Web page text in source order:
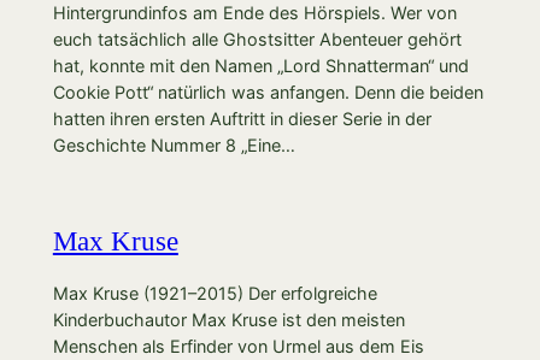
Hintergrundinfos am Ende des Hörspiels. Wer von
euch tatsächlich alle Ghostsitter Abenteuer gehört
hat, konnte mit den Namen „Lord Shnatterman“ und
Cookie Pott“ natürlich was anfangen. Denn die beiden
hatten ihren ersten Auftritt in dieser Serie in der
Geschichte Nummer 8 „Eine…
Max Kruse
Max Kruse (1921–2015) Der erfolgreiche
Kinderbuchautor Max Kruse ist den meisten
Menschen als Erfinder von Urmel aus dem Eis